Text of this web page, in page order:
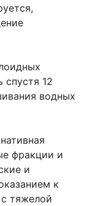
спустя 12
водных
фракции и
и
к
тяжелой